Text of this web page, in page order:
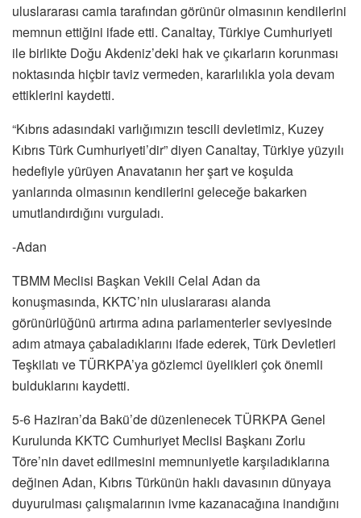
uluslararası camia tarafından görünür olmasının kendilerini
memnun ettiğini ifade etti. Canaltay, Türkiye Cumhuriyeti
ile birlikte Doğu Akdeniz’deki hak ve çıkarların korunması
noktasında hiçbir taviz vermeden, kararlılıkla yola devam
ettiklerini kaydetti.
“Kıbrıs adasındaki varlığımızın tescili devletimiz, Kuzey
Kıbrıs Türk Cumhuriyeti’dir” diyen Canaltay, Türkiye yüzyılı
hedefiyle yürüyen Anavatanın her şart ve koşulda
yanlarında olmasının kendilerini geleceğe bakarken
umutlandırdığını vurguladı.
-Adan
TBMM Meclisi Başkan Vekili Celal Adan da
konuşmasında, KKTC’nin uluslararası alanda
görünürlüğünü artırma adına parlamenterler seviyesinde
adım atmaya çabaladıklarını ifade ederek, Türk Devletleri
Teşkilatı ve TÜRKPA’ya gözlemci üyelikleri çok önemli
bulduklarını kaydetti.
5-6 Haziran’da Bakü’de düzenlenecek TÜRKPA Genel
Kurulunda KKTC Cumhuriyet Meclisi Başkanı Zorlu
Töre’nin davet edilmesini memnuniyetle karşıladıklarına
değinen Adan, Kıbrıs Türkünün haklı davasının dünyaya
duyurulması çalışmalarının ivme kazanacağına inandığını